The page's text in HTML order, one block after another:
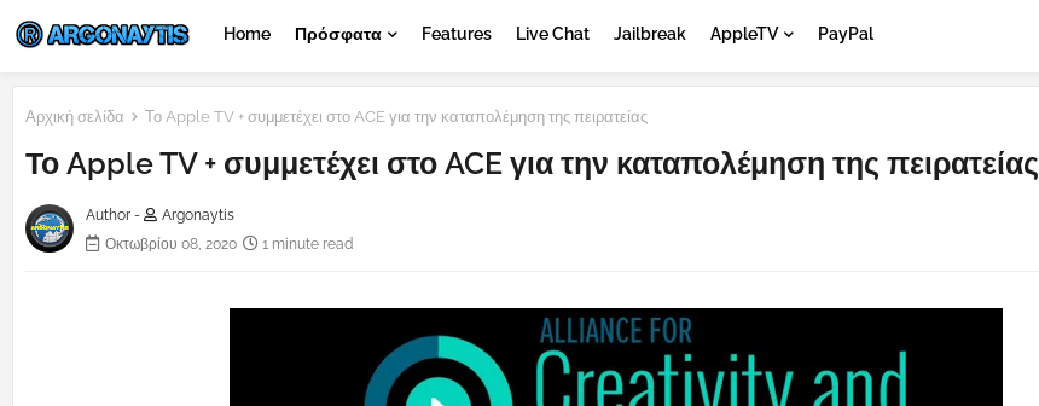
Home Πρόσφατα Features Live Chat Jailbreak AppleTV PayPal
Αρχική σελίδα Το Apple TV + συμμετέχει στο ACE για την καταπολέμηση της πειρατείας
Το Apple TV + συμμετέχει στο ACE για την καταπολέμηση της πειρατείας
Author -
Argonaytis
Οκτωβρίου 08, 2020
1 minute read